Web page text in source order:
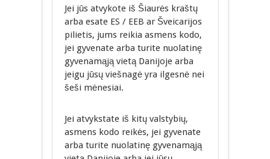
Jei jūs atvykote iš Šiaurės kraštų
arba esate ES / EEB ar Šveicarijos
pilietis, jums reikia asmens kodo,
jei gyvenate arba turite nuolatinę
gyvenamąją vietą Danijoje arba
jeigu jūsų viešnagė yra ilgesnė nei
šeši mėnesiai.
Jei atvykstate iš kitų valstybių,
asmens kodo reikės, jei gyvenate
arba turite nuolatinę gyvenamąją